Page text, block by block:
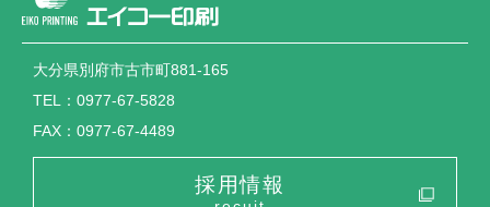
大分県別府市古市町881-165
TEL：0977-67-5828
FAX：0977-67-4489
採用情報